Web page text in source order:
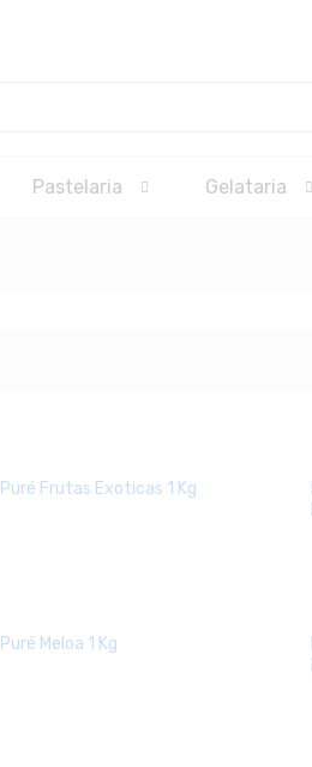
Pastelaria Gelataria
Puré Frutas Exoticas 1 Kg
Puré Meloa 1 Kg